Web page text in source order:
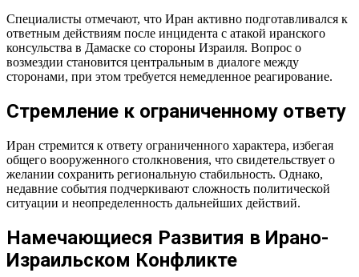
Специалисты отмечают, что Иран активно подготавливался к
ответным действиям после инцидента с атакой иранского
консульства в Дамаске со стороны Израиля. Вопрос о
возмездии становится центральным в диалоге между
сторонами, при этом требуется немедленное реагирование.
Стремление к ограниченному ответу
Иран стремится к ответу ограниченного характера, избегая
общего вооруженного столкновения, что свидетельствует о
желании сохранить региональную стабильность. Однако,
недавние события подчеркивают сложность политической
ситуации и неопределенность дальнейших действий.
Намечающиеся Развития в Ирано-
Израильском Конфликте